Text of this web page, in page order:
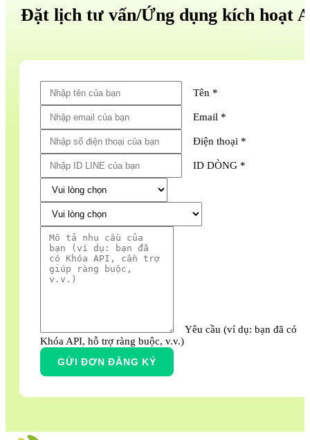
Đặt lịch tư vấn/Ứng dụng kích hoạt
Tên *
Email *
Điện thoại *
ID DÒNG *
Yêu cầu (ví dụ: bạn đã có
Khóa API, hỗ trợ ràng buộc, v.v.)
GỬI ĐƠN ĐĂNG KÝ